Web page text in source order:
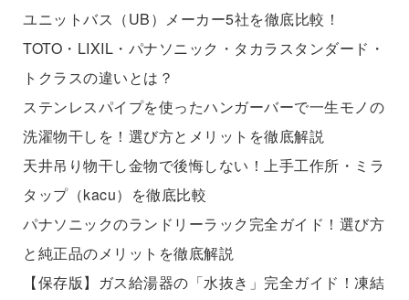
ユニットバス（UB）メーカー5社を徹底比較！
TOTO・LIXIL・パナソニック・タカラスタンダード・
トクラスの違いとは？
ステンレスパイプを使ったハンガーバーで一生モノの
洗濯物干しを！選び方とメリットを徹底解説
天井吊り物干し金物で後悔しない！上手工作所・ミラ
タップ（kacu）を徹底比較
パナソニックのランドリーラック完全ガイド！選び方
と純正品のメリットを徹底解説
【保存版】ガス給湯器の「水抜き」完全ガイド！凍結